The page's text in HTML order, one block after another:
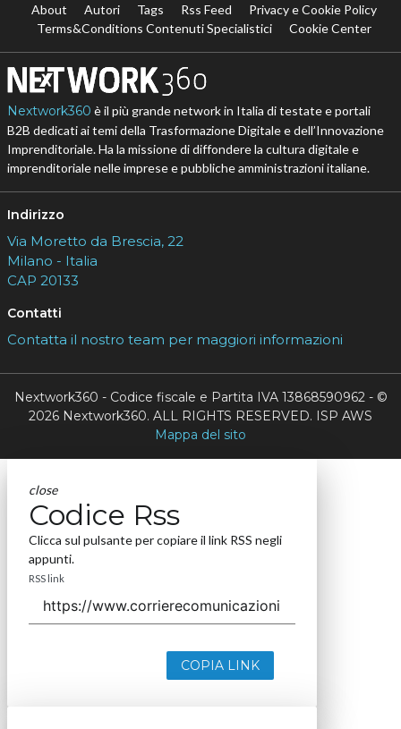
About Autori Tags Rss Feed
Privacy e Cookie Policy
Terms&Conditions Contenuti Specialistici
Cookie Center
Nextwork360 è il più grande network in Italia di testate e portali
B2B dedicati ai temi della Trasformazione Digitale e dell’Innovazione
Imprenditoriale. Ha la missione di diffondere la cultura digitale e
imprenditoriale nelle imprese e pubbliche amministrazioni italiane.
Indirizzo
Via Moretto da Brescia, 22
Milano - Italia
CAP 20133
Contatti
Contatta il nostro team per maggiori informazioni
Nextwork360 - Codice fiscale e Partita IVA 13868590962 - ©
2026 Nextwork360. ALL RIGHTS RESERVED. ISP AWS
Mappa del sito
close
Codice Rss
Clicca sul pulsante per copiare il link RSS negli
appunti.
RSS link
COPIA LINK